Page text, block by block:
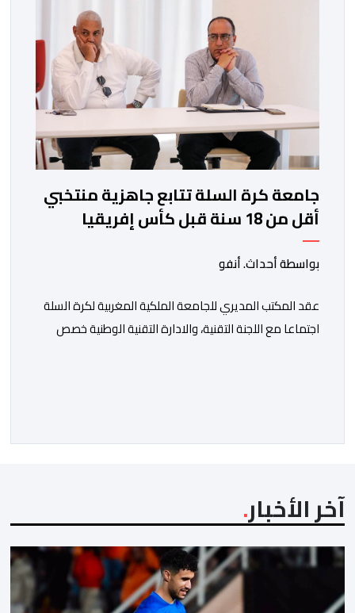
أداء لافت قدمه اللاعب برفقة اتحاد […]
جامعة كرة السلة تتابع جاهزية منتخبي
أقل من 18 سنة قبل كأس إفريقيا
بواسطة أحداث. أنفو
عقد المكتب المديري للجامعة الملكية المغربية لكرة السلة
اجتماعا مع اللجنة التقنية، والادارة التقنية الوطنية خصص
من طرف اللجنة التقنية التي واكبت كل […]
آخر الأخبار